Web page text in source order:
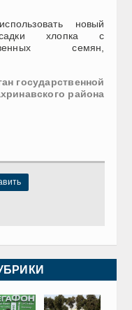
новый
хлопка с
семян,
государственной
района